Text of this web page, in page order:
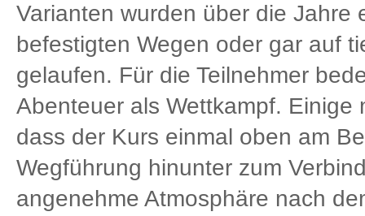
Varianten wurden über die Jahre
befestigten Wegen oder gar auf
gelaufen. Für die Teilnehmer
Abenteuer als Wettkampf.
dass der Kurs einmal oben am
Wegführung hinunter zum
angenehme Atmosphäre nach